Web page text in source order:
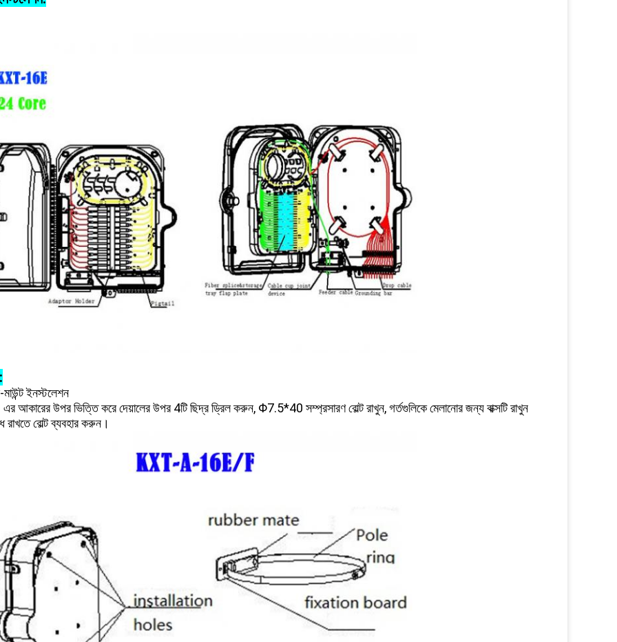
ইনস্টলেশন
এর আকারের উপর ভিত্তি করে দেয়ালের উপর 4টি ছিদ্র ড্রিল করুন, Φ7.5*40 সম্প্রসারণ বোল্ট রাখুন, গর্তগুলিকে মেলানোর জন্য বাক্সটি রাখুন
রাখতে বোল্ট ব্যবহার করুন।